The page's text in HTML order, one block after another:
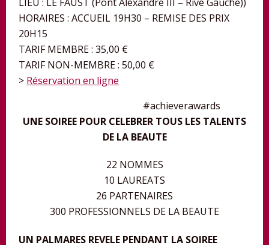
HORAIRES : ACCUEIL 19H30 – REMISE DES PRIX
20H15
TARIF MEMBRE : 35,00 €
TARIF NON-MEMBRE : 50,00 €
> Réservation en ligne
#achieverawards
UNE SOIREE POUR CELEBRER TOUS LES TALENTS
DE LA BEAUTE
22 NOMMES
10 LAUREATS
26 PARTENAIRES
300 PROFESSIONNELS DE LA BEAUTE
UN PALMARES REVELE PENDANT LA SOIREE